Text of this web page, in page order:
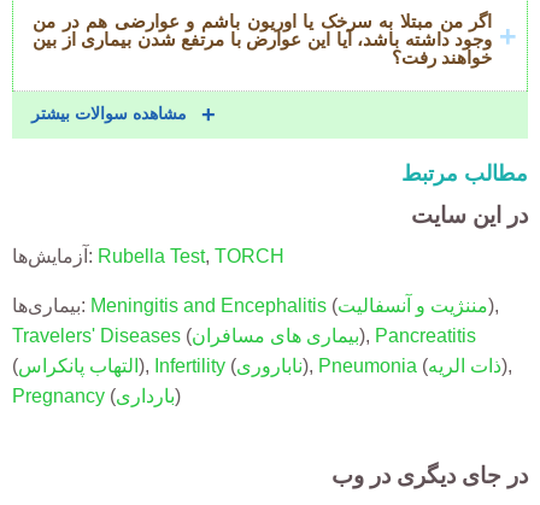
اگر من مبتلا به سرخک یا اوریون باشم و عوارضی هم در من
وجود داشته باشد، آیا این عوارض با مرتفع شدن بیماری از بین
خواهند رفت؟
مشاهده سوالات بیشتر
مطالب مرتبط
در این سایت
آزمایش‌ها: Rubella Test, TORCH
بیماری‌ها: Meningitis and Encephalitis (مننژیت و آنسفالیت),
Travelers' Diseases (بیماری های مسافران), Pancreatitis
(التهاب پانکراس ), Infertility (ناباروری), Pneumonia (ذات الریه),
Pregnancy (بارداری)
در جای دیگری در وب